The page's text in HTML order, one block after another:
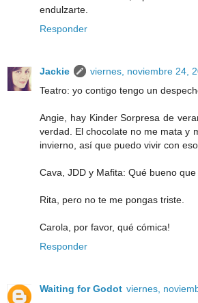
endulzarte.
Responder
Jackie
viernes, noviembre 24,
Teatro: yo contigo tengo un
Angie, hay Kinder Sorpresa de
verdad. El chocolate no me mata y
invierno, así que puedo vivir con
Cava, JDD y Mafita: Qué bueno que
Rita, pero no te me pongas triste.
Carola, por favor, qué cómica!
Responder
Waiting for Godot viernes,